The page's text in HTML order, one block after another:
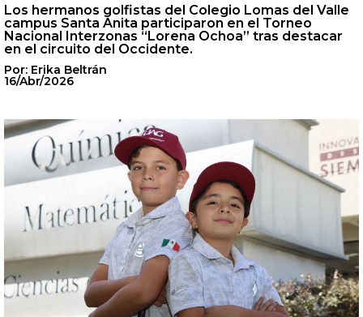
Los hermanos golfistas del Colegio Lomas del Valle
campus Santa Anita participaron en el Torneo
Nacional Interzonas “Lorena Ochoa” tras destacar
en el circuito del Occidente.
Por: Erika Beltrán
16/Abr/2026